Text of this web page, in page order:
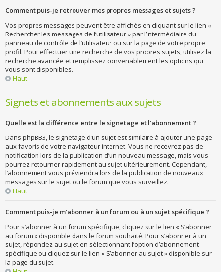
Comment puis-je retrouver mes propres messages et sujets ?
Vos propres messages peuvent être affichés en cliquant sur le lien «
Rechercher les messages de l’utilisateur » par l’intermédiaire du
panneau de contrôle de l’utilisateur ou sur la page de votre propre
profil. Pour effectuer une recherche de vos propres sujets, utilisez la
recherche avancée et remplissez convenablement les options qui
vous sont disponibles.
Haut
Signets et abonnements aux sujets
Quelle est la différence entre le signetage et l’abonnement ?
Dans phpBB3, le signetage d’un sujet est similaire à ajouter une page
aux favoris de votre navigateur internet. Vous ne recevrez pas de
notification lors de la publication d’un nouveau message, mais vous
pourrez retourner rapidement au sujet ultérieurement. Cependant,
l’abonnement vous préviendra lors de la publication de nouveaux
messages sur le sujet ou le forum que vous surveillez.
Haut
Comment puis-je m’abonner à un forum ou à un sujet spécifique ?
Pour s’abonner à un forum spécifique, cliquez sur le lien « S’abonner
au forum » disponible dans le forum souhaité. Pour s’abonner à un
sujet, répondez au sujet en sélectionnant l’option d’abonnement
spécifique ou cliquez sur le lien « S’abonner au sujet » disponible sur
la page du sujet.